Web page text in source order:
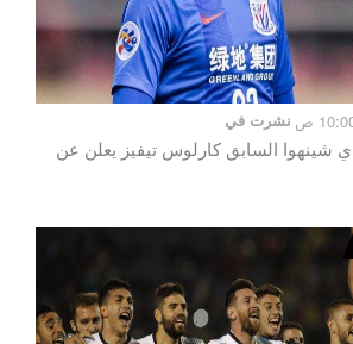
نشرت في
شينهوا السابق كارلوس تيفيز يعلن عن